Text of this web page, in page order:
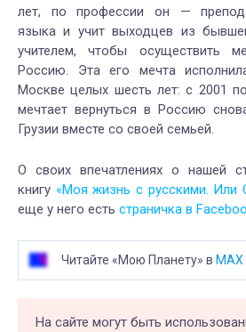
лет, по профессии он —
языка и учит выходцев из
учителем, чтобы осуществить
Россию. Эта его мечта
Москве целых шесть лет: с 2001
мечтает вернуться в Россию
Грузии вместе со своей семьей.
О своих впечатлениях о нашей
книгу «Моя жизнь с русскими. Или
еще у него есть страничка в
Читайте «Мою Планету» в MAX
На сайте могут быть